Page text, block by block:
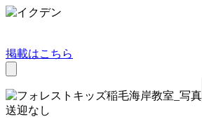
掲載はこちら
送迎なし